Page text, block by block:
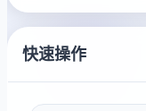
快速操作